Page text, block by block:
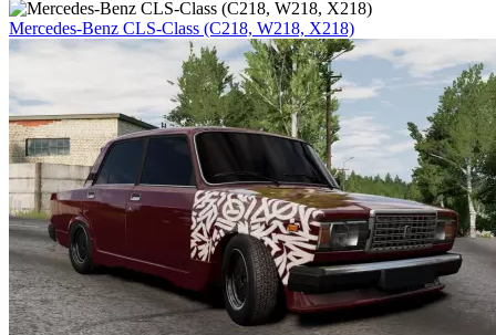
Mercedes-Benz CLS-Class (C218, W218, X218)